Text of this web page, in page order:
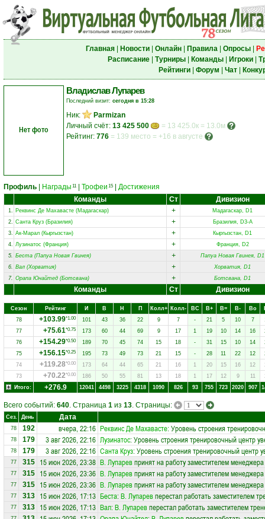
Главная| Новости| Онлайн| Правила| Опросы|
Расписание| Турниры| Команды| Игроки|
Рейтинги| Форум Чат|
Нет фото
Владислав Лупарев
Последний визит: сегодня в 15:28
Ник:
Parmizan
Личный счёт: 13 425 500
= 13 425.0к = 13.0м
Рейтинг: 776 = 139 место = +16 в августе
Профиль Награды 11 Трофеи 15
Достижения
Команды
Ст Дивизион
1. Реквинс Де Махавасте (Мадагаскар) +
Мадагаскар, D1
2. Санта Круз (Бразилия) +
Бразилия, D3-A
3. Ак-Марал (Кыргызстан) +
Кыргызстан, D1
4. Лузинатос (Франция) +
Франция, D2
5. Беста (Папуа Новая Гвинея) +
Папуа Новая Гвинея, D1
6. Вал (Хорватия) +
Хорватия, D1
7. Орапа Юнайтед (Ботсвана) + Ботсвана, D1
Команды Ст Дивизион
Сезон Рейтинг И В Н П Колл+ Колл- ВC В+ В= В- Вo
78
+103.99*1.00 101 43 36 22 9 7 - 21 5 10 7
77
+75.61*0.75 173 60 44 69 9 17 1 19 10 14 16
76
+154.29*0.50 189 70 45 74 15 18 - 31 15 10 14
75
+156.15*0.25 195 73 49 73 21 15 - 28 11 22 12
74
+119.28*0.00 173 64 44 65 21 16 1 20 15 16 12
73
+70.22*0.00 186 50 55 81 13 18 1 17 12 9 11
Итого:
+276.9 12041 4498 3225 4318 1090 826 93 755 723 2020 907
Всего событий: 640. Страница 1 из 13. Страницы:
Сез. День Дата
78 192 вчера, 22:16 Реквинс Де Махавасте: Уровень строения
78 179 3 авг 2026, 22:16 Лузинатос: Уровень строения тренировочный центр
78 179 3 авг 2026, 22:16 Санта Круз: Уровень строения тренировочный центр
77 315 15 июн 2026, 23:38 В. Лупаревпринят на работу заместителем
77 315 15 июн 2026, 23:36 В. Лупаревпринят на работу заместителем
77 315 15 июн 2026, 23:36 В. Лупаревпринят на работу заместителем
77 313 15 июн 2026, 17:13 Беста: В. Лупаревперестал работать заместителем
77 313 15 июн 2026, 17:13 Вал: В. Лупаревперестал работать заместителем